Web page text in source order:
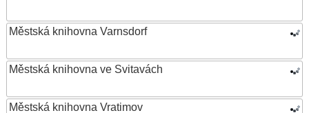
Městská knihovna Varnsdorf
Městská knihovna ve Svitavách
Městská knihovna Vratimov